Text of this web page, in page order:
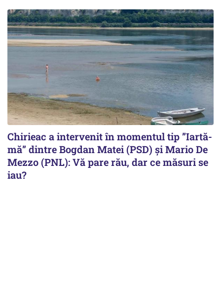
Chirieac a intervenit în momentul tip ”Iartă-
mă” dintre Bogdan Matei (PSD) și Mario De
Mezzo (PNL): Vă pare rău, dar ce măsuri se
iau?